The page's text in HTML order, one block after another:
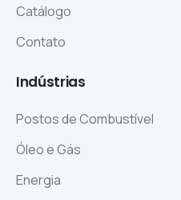
Catálogo
Contato
Indústrias
Postos de Combustível
Óleo e Gás
Energia